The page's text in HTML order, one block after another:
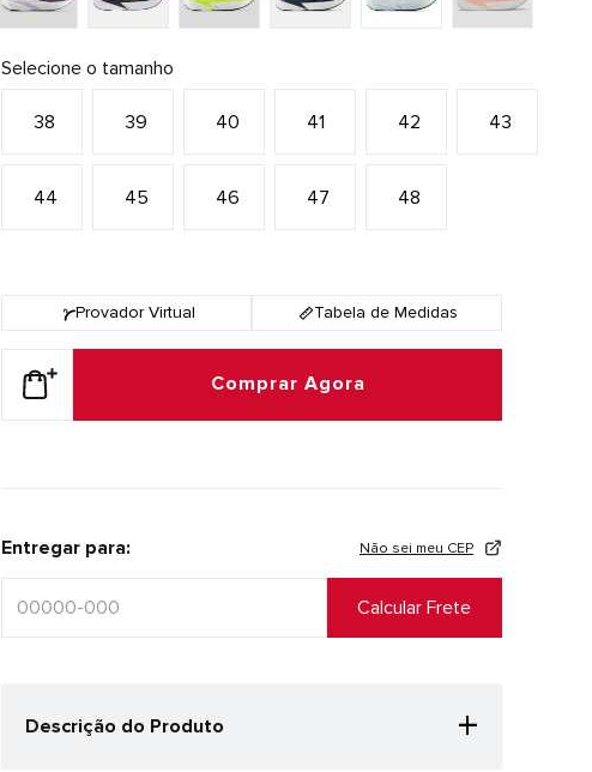
Selecione o tamanho
38 39 40 41 42 43
44 45 46 47 48
Provador Virtual Tabela de Medidas
Comprar Agora
Entregar para: Não sei meu CEP
Descrição do Produto +